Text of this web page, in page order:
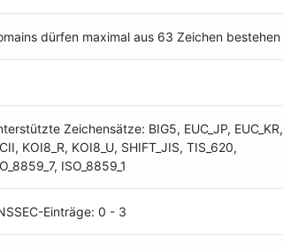
dürfen maximal aus 63 Zeichen bestehen
Zeichensätze: BIG5, EUC_JP, EUC_KR,
KOI8_R, KOI8_U, SHIFT_JIS, TIS_620,
ISO_8859_1
Einträge: 0 - 3